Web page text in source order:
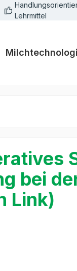
Lehrmittel
bei
Link)